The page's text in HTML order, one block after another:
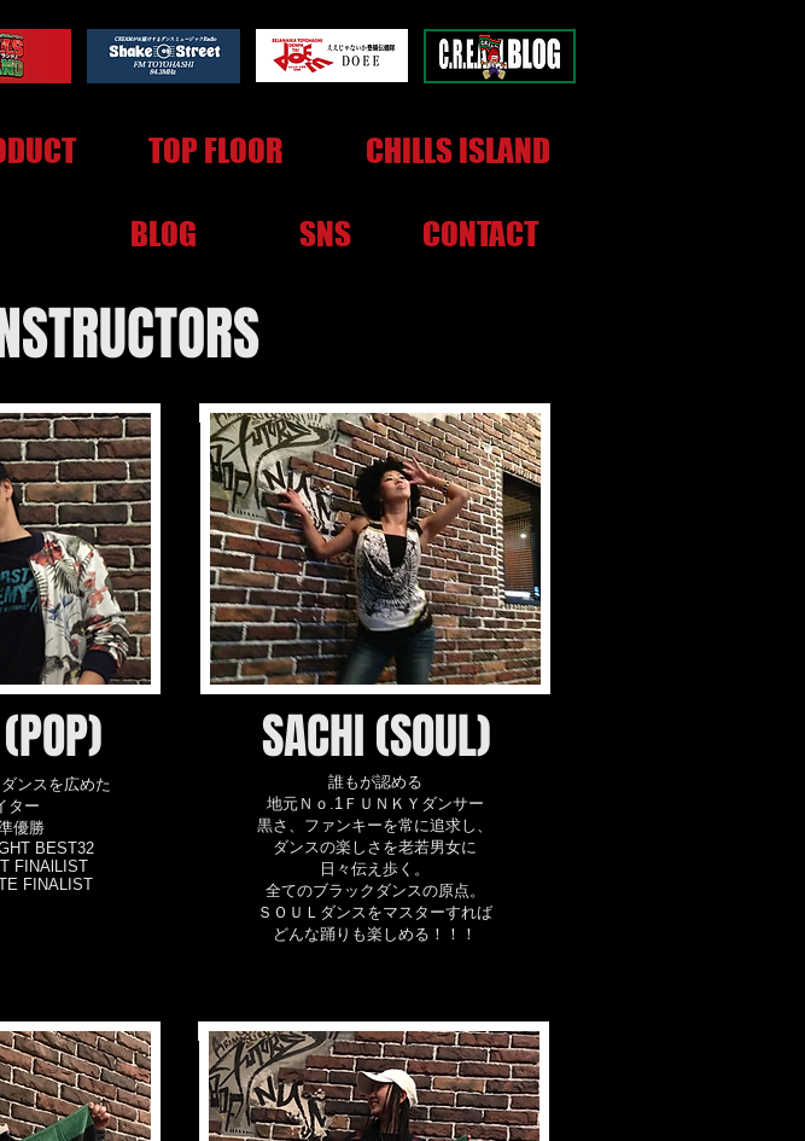
TOP FLOOR CHILLS ISLAND
BLOG SNS CONTACT
ンスを広めた
ター
優勝
BEST32
FINAlLIST
FINALIST
SACHI (SOUL)
誰もが認める
地元Ｎｏ.1ＦＵＮＫＹダンサー
黒さ、ファンキーを常に追求し、
ダンスの楽しさを老若男女に
日々伝え歩く。
全てのブラックダンスの原点。
ＳＯＵＬダンスをマスターすれば
どんな踊りも楽しめる！！！